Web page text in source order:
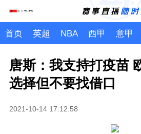
首页 英超 NBA 西甲 意甲
唐斯：我支持打疫苗
选择但不要找借口
2021-10-14 17:12:58